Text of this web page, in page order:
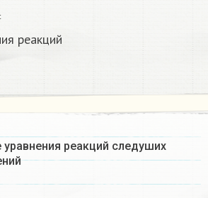
реакций
уравнения реакций следуших